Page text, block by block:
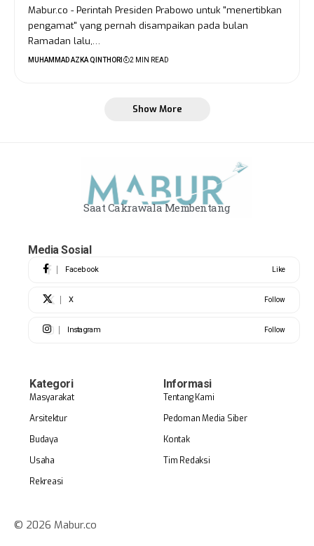
Mabur.co - Perintah Presiden Prabowo untuk "menertibkan
pengamat" yang pernah disampaikan pada bulan
Ramadan lalu,…
MUHAMMAD AZKA QINTHORI 2 MIN READ
Show More
Saat Cakrawala Membentang
Media Sosial
Facebook Like
X Follow
Instagram Follow
Kategori
Masyarakat
Arsitektur
Budaya
Usaha
Rekreasi
Informasi
Tentang Kami
Pedoman Media Siber
Kontak
Tim Redaksi
© 2026 Mabur.co